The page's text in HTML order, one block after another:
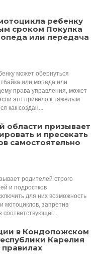
ребенку
сроком Покупка
или передача
может обернуться
или мопеда или
права управления, может
это привело к тяжелым
как создан...
области призывает
и пресекать
самостоятельно
родителей строго
и подростков
для них возможность
мотоциклов, запретив
в Кондопожском
Карелия